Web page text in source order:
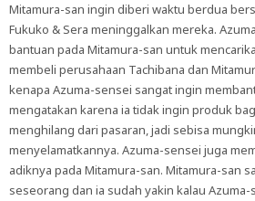
Mitamura-san ingin diberi waktu berdua
Fukuko & Sera meninggalkan mereka.
bantuan pada Mitamura-san untuk
membeli perusahaan Tachibana dan
kenapa Azuma-sensei sangat ingin
mengatakan karena ia tidak ingin produk
menghilang dari pasaran, jadi sebisa
menyelamatkannya. Azuma-sensei juga
adiknya pada Mitamura-san. Mitamura-san
seseorang dan ia sudah yakin kalau